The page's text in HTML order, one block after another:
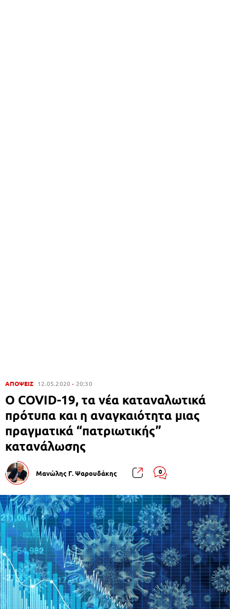
ΑΠΟΨΕΙΣ 12.05.2020 20:30
Ο COVID-19, τα νέα καταναλωτικά
πρότυπα και η αναγκαιότητα μιας
πραγματικά “πατριωτικής”
κατανάλωσης
Μανώλης Γ. Ψαρουδάκης 0